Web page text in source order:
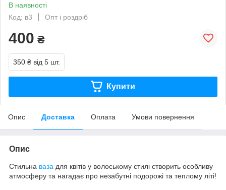
В наявності
Код: в3
Опт і роздріб
400 ₴
350 ₴ від 5 шт.
Купити
Опис Доставка Оплата Умови повернення
Опис
Стильна ваза для квітів у волоському стилі створить особливу
атмосферу та нагадає про незабутні подорожі та теплому літі!